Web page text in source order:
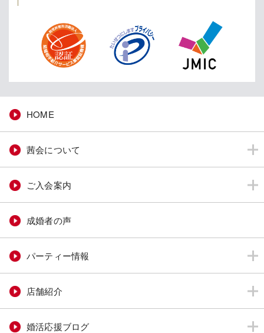
HOME
茜会について
ご入会案内
成婚者の声
パーティー情報
店舗紹介
婚活応援ブログ